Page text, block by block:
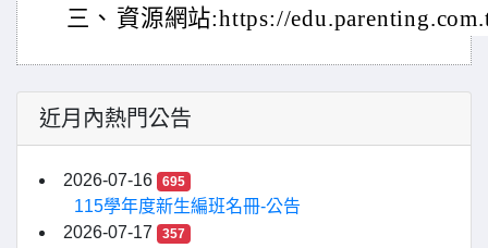
三、 資源網站:https://
近月內熱門公告
2026-07-16 695
115學年度新生編班名冊-公告
2026-07-17
357